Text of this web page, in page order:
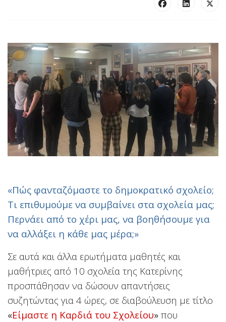
«Πώς φανταζόμαστε το δημοκρατικό σχολείο;
Τι επιθυμούμε να συμβαίνει στα σχολεία μας;
Περνάει από το χέρι μας, να βοηθήσουμε για
να αλλάξει η κάθε μας μέρα;»
Σε αυτά και άλλα ερωτήματα μαθητές και
μαθήτριες από 10 σχολεία της Κατερίνης
προσπάθησαν να δώσουν απαντήσεις
συζητώντας για 4 ώρες, σε διαβούλευση με τίτλο
«Είμαστε η Καρδιά του Σχολείου» που